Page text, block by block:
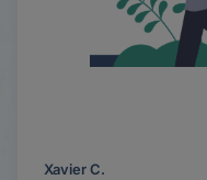
Xavier C.